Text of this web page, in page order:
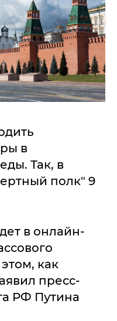
в
Так, в
полк" 9
в онлайн-
как
пресс-
РФ Путина